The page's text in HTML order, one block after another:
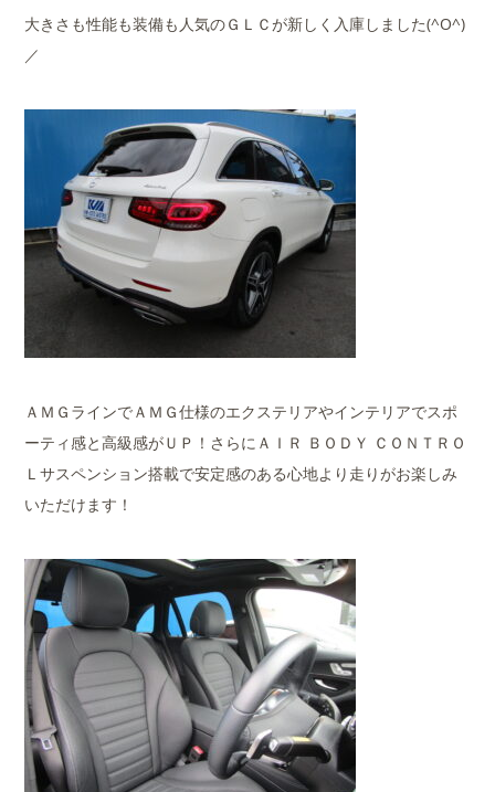
大きさも性能も装備も人気のＧＬＣが新しく入庫しました(^O^)
／
ＡＭＧラインでＡＭＧ仕様のエクステリアやインテリアでスポ
ーティ感と高級感がＵＰ！さらにＡＩＲ ＢＯＤＹ ＣＯＮＴＲＯ
Ｌサスペンション搭載で安定感のある心地より走りがお楽しみ
いただけます！